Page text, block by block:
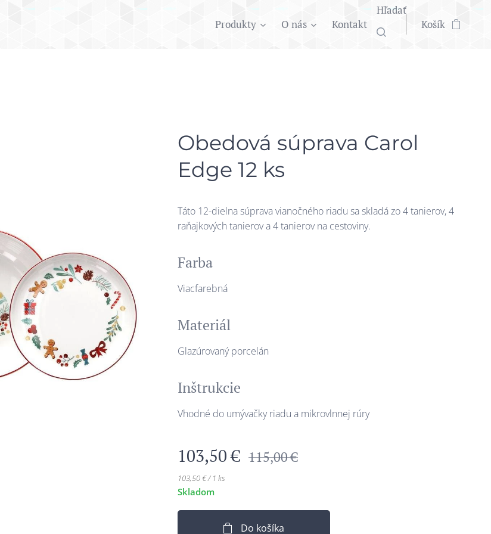
Produkty O nás Kontakt
Hľadať
Košík
Obedová súprava Carol
Edge 12 ks
Táto 12-dielna súprava vianočného riadu sa skladá zo 4 tanierov, 4
raňajkových tanierov a 4 tanierov na cestoviny.
Farba
Viacfarebná
Materiál
Glazúrovaný porcelán
Inštrukcie
Vhodné do umývačky riadu a mikrovlnnej rúry
103,50€ 115,00€
103,50 € / 1 ks
Skladom
Do košíka